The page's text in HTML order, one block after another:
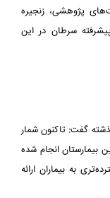
پژوهشی، زنجیره
سرطان در این
ارائه خدمات در این مرکز از ۲ ماه گذشته گفت: تاکنون شمار
انجام شده
به بیماران ارائه